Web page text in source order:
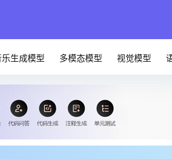
乐生成模型 多模态模型 视觉模型